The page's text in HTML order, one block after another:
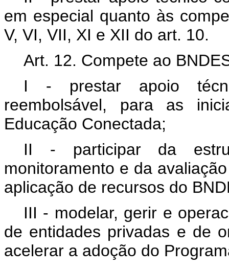
em especial quanto às
V, VI, VII, XI e XII do art. 10.
Art. 12. Compete ao
I - prestar apoio
reembolsável, para as
Educação Conectada;
II - participar da
monitoramento e da
aplicação de recursos do
III - modelar, gerir e
de entidades privadas e de
acelerar a adoção do